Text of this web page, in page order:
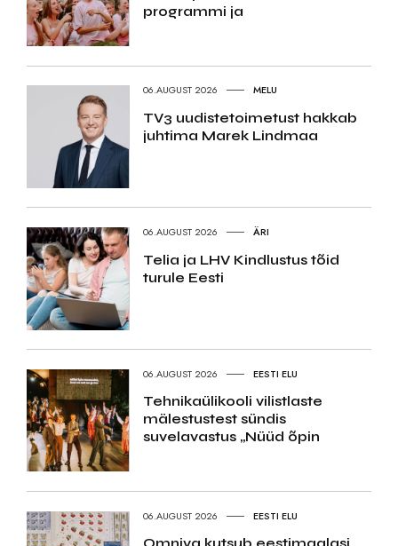
programmi ja
06.AUGUST 2026 MELU
TV3 uudistetoimetust hakkab
juhtima Marek Lindmaa
06.AUGUST 2026 ÄRI
Telia ja LHV Kindlustus tõid
turule Eesti
06.AUGUST 2026 EESTI ELU
Tehnikaülikooli vilistlaste
mälestustest sündis
suvelavastus „Nüüd õpin
06.AUGUST 2026 EESTI ELU